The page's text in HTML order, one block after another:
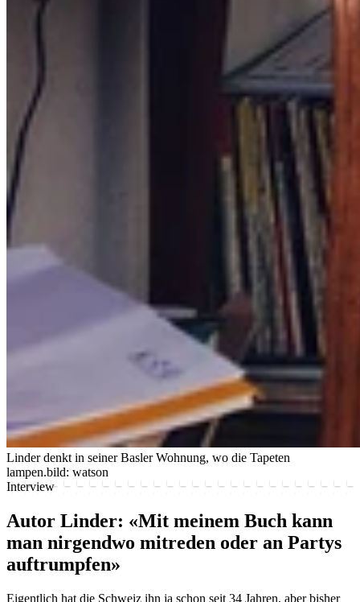
Linder denkt in seiner Basler Wohnung, wo die Tapeten
lampen.bild: watson
Interview
Autor Linder: «Mit meinem Buch kann
man nirgendwo mitreden oder an Partys
auftrumpfen»
Eigentlich hat die Schweiz ihn ja schon seit 34 Jahren, aber bisher